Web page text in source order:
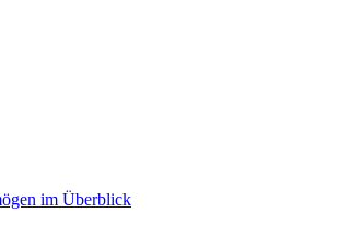
im Überblick